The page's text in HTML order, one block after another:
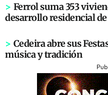
> Ferrol suma 353
desarrollo residencial
> Cedeira abre sus
música y tradición